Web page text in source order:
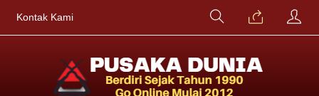
Kontak Kami